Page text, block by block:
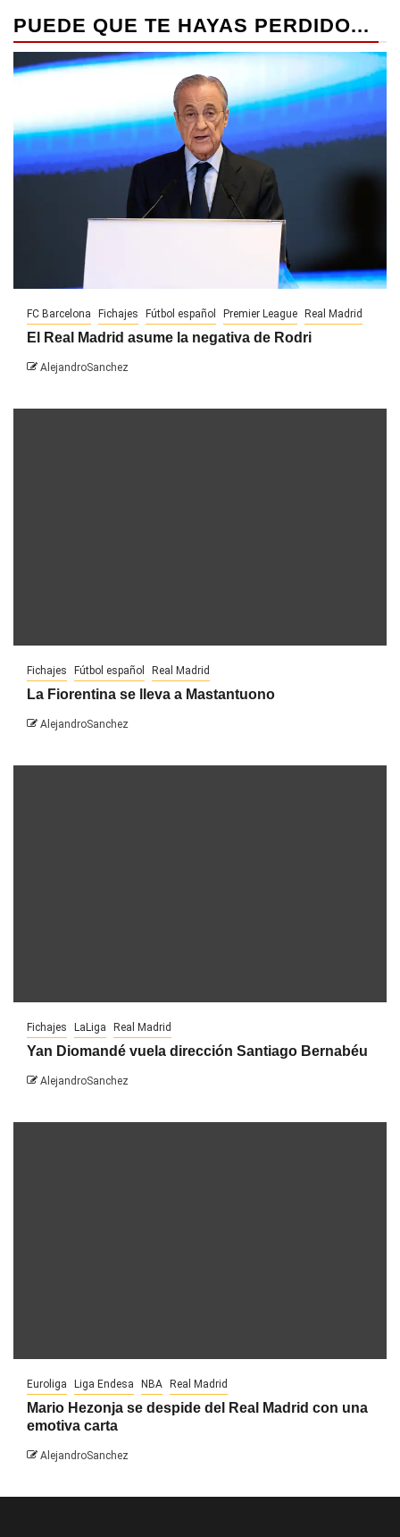
PUEDE QUE TE HAYAS PERDIDO...
FC Barcelona Fichajes Fútbol español Premier League Real Madrid
El Real Madrid asume la negativa de Rodri
AlejandroSanchez
Fichajes Fútbol español Real Madrid
La Fiorentina se lleva a Mastantuono
AlejandroSanchez
Fichajes LaLiga Real Madrid
Yan Diomandé vuela dirección Santiago Bernabéu
AlejandroSanchez
Euroliga Liga Endesa NBA Real Madrid
Mario Hezonja se despide del Real Madrid con una
emotiva carta
AlejandroSanchez